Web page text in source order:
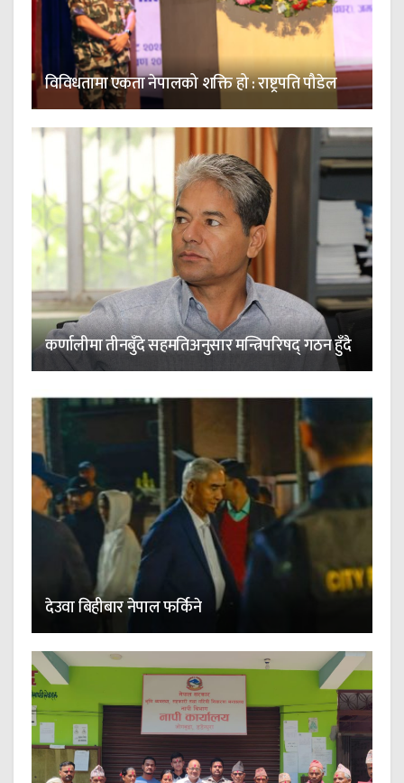
विविधतामा एकता नेपालको शक्ति हो : राष्ट्रपति पौडेल
कर्णालीमा तीनबुँदे सहमतिअनुसार मन्त्रिपरिषद् गठन हुँदै
देउवा बिहीबार नेपाल फर्किने